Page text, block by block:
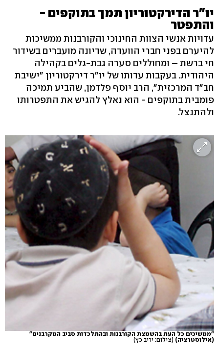
יו"ר הדירקטוריון תמך בתוקפים -
והתפטר
עדויות אנשי הצוות החינוכי והקורבנות ממשיכות
להיערם בפני חברי הוועדה, שדיונה מועברים בשידור
חי ברשת – ומחוללים סערה גבת-גלים בקהילה
היהודית. בעקבות עדותו של יו"ר דירקטוריון "ישיבת
חב"ד המרכזית", הרב יוסף פלדמן, שהביע תמיכה
פומבית בתוקפים - הוא נאלץ להגיש את התפטרותו
ולהתנצל.
"ממשיכים כל העת בהשמצת הקורבנות ובהתלכדות סביב המקרבנים"
(אילוסטרציה) (צילום: יריב כץ)